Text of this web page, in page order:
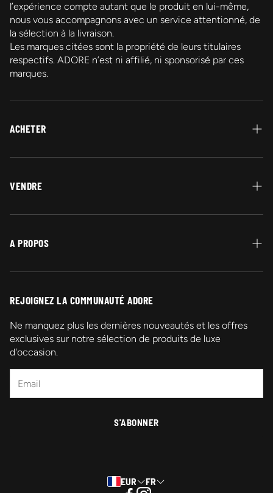
l’expérience compte autant que le produit en lui-même,
nous vous accompagnons avec un service attentionné, de
la sélection à la livraison.
Les marques citées sont la propriété de leurs titulaires
respectifs. ADORE n’est ni affilié, ni sponsorisé par ces
marques.
ACHETER
Protection Acheteur
Paiement
VENDRE
Vendez vos bijoux en or
A PROPOS
Qui sommes-nous ?
Contactez-nous
Promotions
Mentions légales
REJOIGNEZ LA COMMUNAUTÉ ADORE
Ne manquez plus les dernières nouveautés et les offres
exclusives sur notre sélection de produits de luxe
d'occasion.
S'ABONNER
EUR FR